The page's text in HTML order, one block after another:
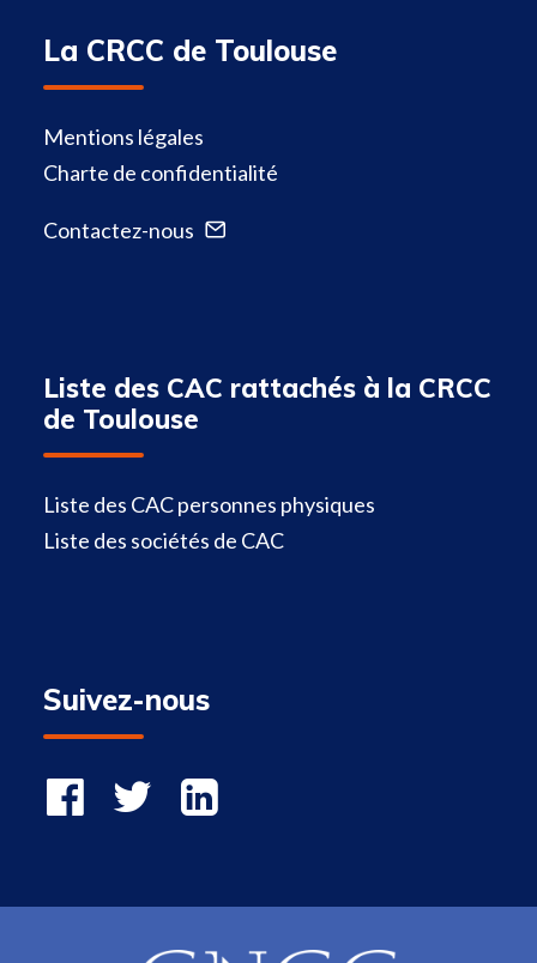
La CRCC de Toulouse
Mentions légales
Charte de confidentialité
Contactez-nous
Liste des CAC rattachés à la CRCC
de Toulouse
Liste des CAC personnes physiques
Liste des sociétés de CAC
Suivez-nous